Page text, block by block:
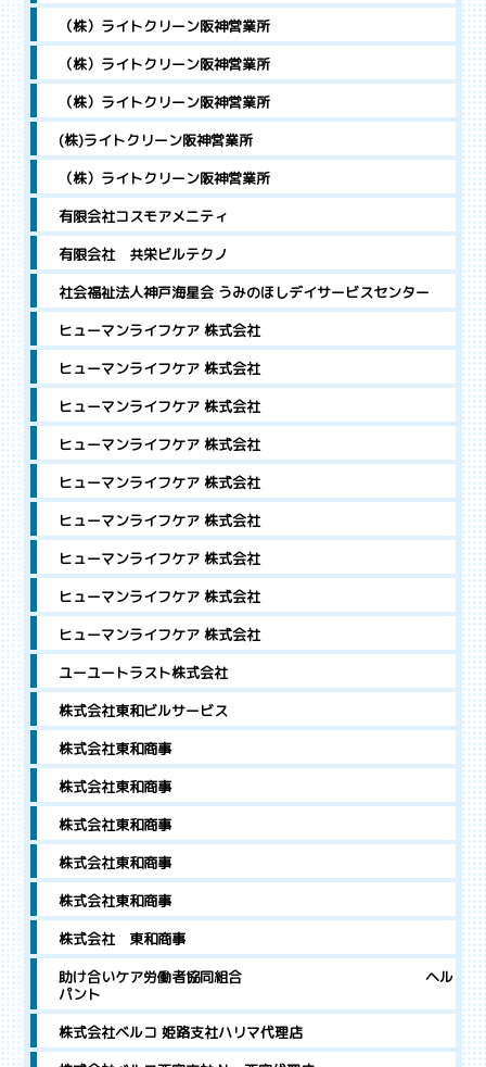
（株）ライトクリーン阪神営業所
（株）ライトクリーン阪神営業所
（株）ライトクリーン阪神営業所
(株)ライトクリーン阪神営業所
（株）ライトクリーン阪神営業所
有限会社コスモアメニティ
有限会社 共栄ビルテクノ
社会福祉法人神戸海星会 うみのほしデイサービスセンター
ヒューマンライフケア 株式会社
ヒューマンライフケア 株式会社
ヒューマンライフケア 株式会社
ヒューマンライフケア 株式会社
ヒューマンライフケア 株式会社
ヒューマンライフケア 株式会社
ヒューマンライフケア 株式会社
ヒューマンライフケア 株式会社
ヒューマンライフケア 株式会社
ユーユートラスト株式会社
株式会社東和ビルサービス
株式会社東和商事
株式会社東和商事
株式会社東和商事
株式会社東和商事
株式会社東和商事
株式会社 東和商事
助け合いケア労働者協同組合 ヘル
パント
株式会社ベルコ 姫路支社ハリマ代理店